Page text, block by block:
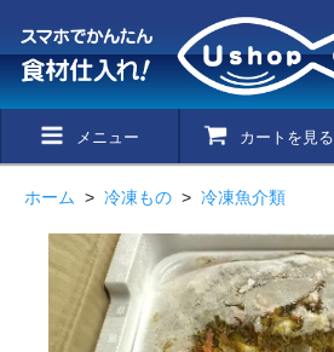
メニュー カートを見る
ホーム > 冷凍もの > 冷凍魚介類